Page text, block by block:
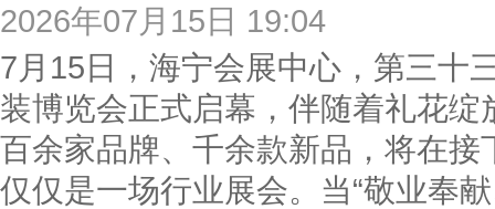
2026年07月15日 19:04
7月15日，海宁会展中心，第三十
装博览会正式启幕，伴随着礼花
百余家品牌、千余款新品，将在
仅仅是一场行业展会。当“敬业奉